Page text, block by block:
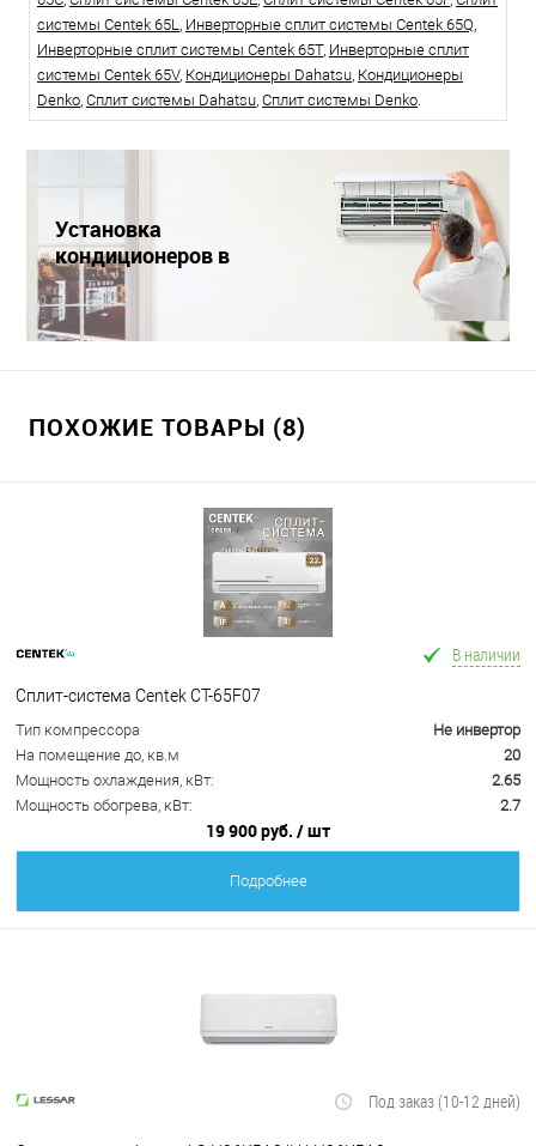
системы Centek 65L, Инверторные сплит системы Centek 65Q,
Инверторные сплит системы Centek 65T, Инверторные сплит
системы Centek 65V, Кондиционеры Dahatsu, Кондиционеры
Denko, Сплит системы Dahatsu, Сплит системы Denko.
Установка
кондиционеров в
Краснодаре
ПОХОЖИЕ ТОВАРЫ (8)
В наличии
Сплит-система Centek CT-65F07
Тип компрессора
Не инвертор
На помещение до, кв.м
20
Мощность охлаждения, кВт:
2.65
Мощность обогрева, кВт:
2.7
19 900 руб. / шт
Подробнее
Под заказ (10-12 дней)